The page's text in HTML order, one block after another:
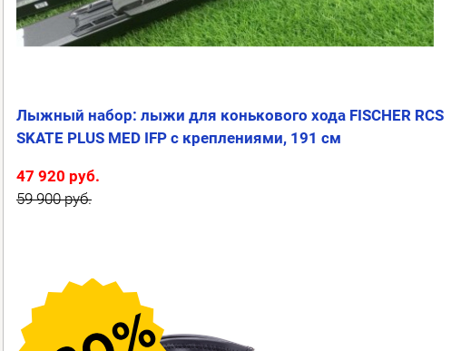
Лыжный набор: лыжи для конькового хода FISCHER RCS
SKATE PLUS MED IFP с креплениями, 191 см
47 920 руб.
59 900 руб.